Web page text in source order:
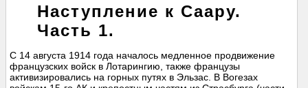
Наступление к Саару.
Часть 1.
С 14 августа 1914 года началось медленное продвижение
французских войск в Лотарингию, также французы
активизировались на горных путях в Эльзас. В Вогезах